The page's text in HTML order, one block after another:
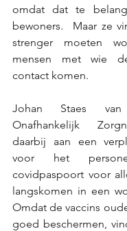
omdat dat te
bewoners.  Maar ze
strenger moeten
mensen met wie
contact komen.
Johan Staes
Onafhankelijk
daarbij aan een
voor het
covidpaspoort voor
langskomen in een
Omdat de vaccins
goed beschermen,